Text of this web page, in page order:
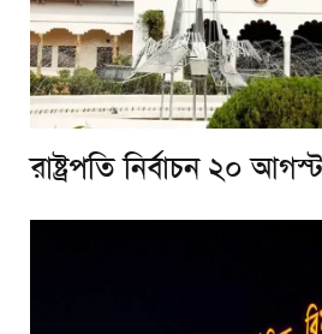
রাষ্ট্রপতি নির্বাচন ২০